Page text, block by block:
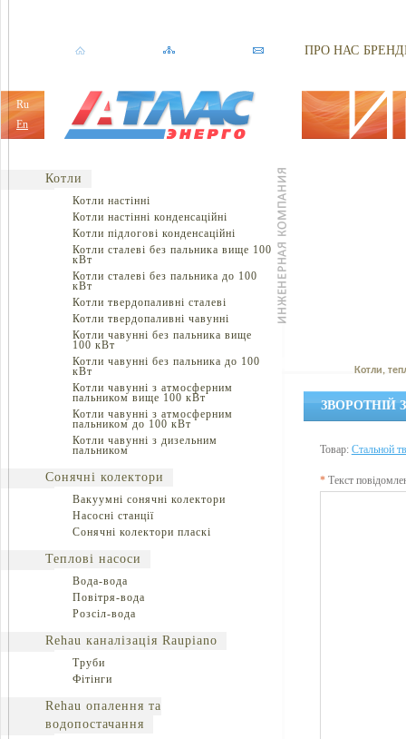
Ru
En
ПРО НАС
Котли
Котли настінні
Котли настінні конденсаційні
Котли підлогові конденсаційні
Котли сталеві без пальника вище 100
кВт
Котли сталеві без пальника до 100
кВт
Котли твердопаливні сталеві
Котли твердопаливні чавунні
Котли чавунні без пальника вище
100 кВт
Котли чавунні без пальника до 100
кВт
Котли чавунні з атмосферним
пальником вище 100 кВт
Котли чавунні з атмосферним
пальником до 100 кВт
Котли чавунні з дизельним
пальником
Сонячні колектори
Вакуумні сонячні колектори
Насосні станції
Сонячні колектори пласкі
Теплові насоси
Вода-вода
Повітря-вода
Розсіл-вода
Rehau каналізація Raupiano
Труби
Фітінги
Rehau опалення та
водопостачання
Котли,
ЗВОРОТНІЙ
Товар: Стальной
*Текст